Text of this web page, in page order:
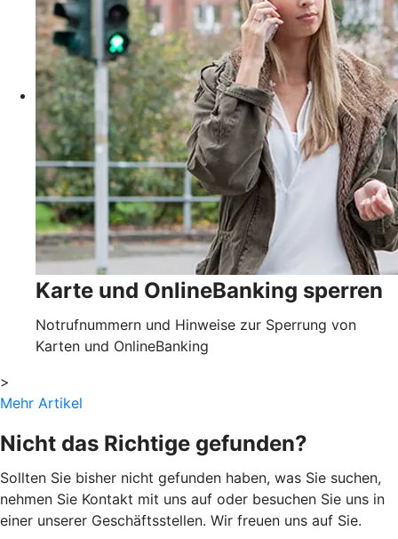
Karte und OnlineBanking sperren
Notrufnummern und Hinweise zur Sperrung von
Karten und OnlineBanking
>
Mehr Artikel
Nicht das Richtige gefunden?
Sollten Sie bisher nicht gefunden haben, was Sie suchen,
nehmen Sie Kontakt mit uns auf oder besuchen Sie uns in
einer unserer Geschäftsstellen. Wir freuen uns auf Sie.